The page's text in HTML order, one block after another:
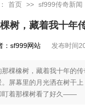
首页 >> sf999传奇新闻
树，藏着我十年
：sf999网站 发布时间
那棵橡树，藏着我十年的
屏幕里的月光洒在树干
盯着那棵树看了好久——